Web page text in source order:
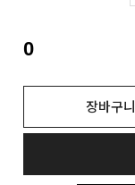
0
장바구니